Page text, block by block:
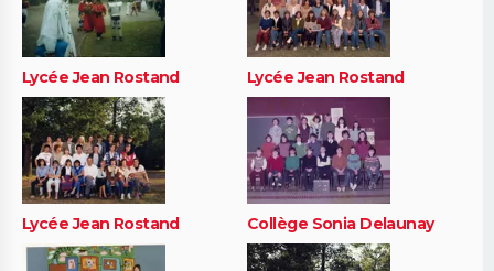
Lycée Jean Rostand Lycée Jean Rostand
Lycée Jean Rostand Collège Sonia Delaunay